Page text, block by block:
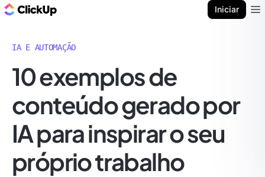
Iniciar
IA E AUTOMAÇÃO
10 exemplos de
conteúdo gerado por
IA para inspirar o seu
próprio trabalho